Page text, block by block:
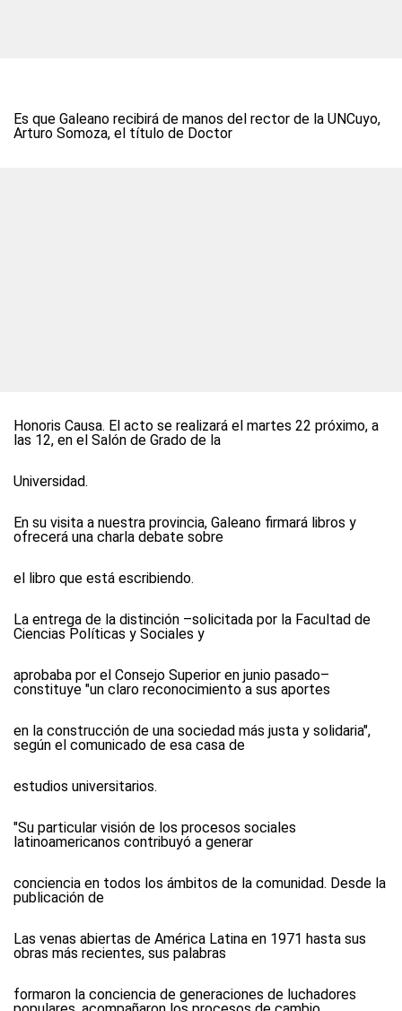
Es que Galeano recibirá de manos del rector de la UNCuyo,
Arturo Somoza, el título de Doctor
Honoris Causa. El acto se realizará el martes 22 próximo, a
las 12, en el Salón de Grado de la
Universidad.
En su visita a nuestra provincia, Galeano firmará libros y
ofrecerá una charla debate sobre
el libro que está escribiendo.
La entrega de la distinción –solicitada por la Facultad de
Ciencias Políticas y Sociales y
aprobaba por el Consejo Superior en junio pasado–
constituye "un claro reconocimiento a sus aportes
en la construcción de una sociedad más justa y solidaria",
según el comunicado de esa casa de
estudios universitarios.
"Su particular visión de los procesos sociales
latinoamericanos contribuyó a generar
conciencia en todos los ámbitos de la comunidad. Desde la
publicación de
Las venas abiertas de América Latina en 1971 hasta sus
obras más recientes, sus palabras
formaron la conciencia de generaciones de luchadores